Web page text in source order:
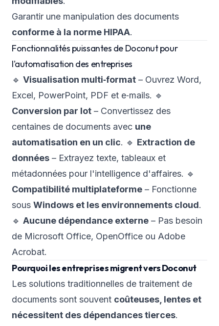
Garantir une manipulation des documents
conforme à la norme HIPAA.
Fonctionnalités puissantes de Doconut pour
l'automatisation des entreprises
🔹 Visualisation multi‑format – Ouvrez Word,
Excel, PowerPoint, PDF et e‑mails. 🔹
Conversion par lot – Convertissez des
centaines de documents avec une
automatisation en un clic. 🔹 Extraction de
données – Extrayez texte, tableaux et
métadonnées pour l'intelligence d'affaires. 🔹
Compatibilité multiplateforme – Fonctionne
sous Windows et les environnements cloud.
🔹 Aucune dépendance externe – Pas besoin
de Microsoft Office, OpenOffice ou Adobe
Acrobat.
Pourquoi les entreprises migrent vers Doconut
Les solutions traditionnelles de traitement de
documents sont souvent coûteuses, lentes et
nécessitent des dépendances tierces.